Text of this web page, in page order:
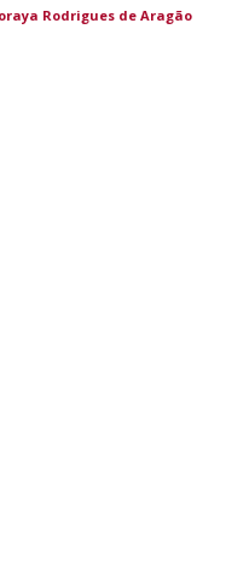
Rodrigues de Aragão